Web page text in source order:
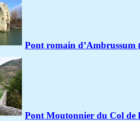
Pont romain d’Ambrussum
Pont Moutonnier du Col de